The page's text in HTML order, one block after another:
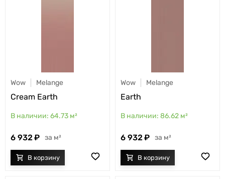
Wow Melange
Cream Earth
64.73 м²
6 932 м²
Wow Melange
Earth
86.62 м²
6 932 м²